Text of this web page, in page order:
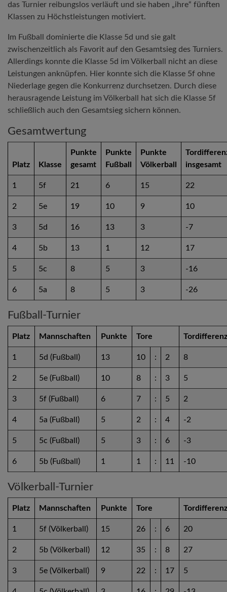
das Turnier reibungslos verläuft und sie haben „ihre“ fünften
Klassen zu Höchstleistungen motiviert.
Im Fußball dominierte die Klasse 5d und sie galt
zwischenzeitlich als Favorit auf den Gesamtsieg des Turniers.
Allerdings konnte die Klasse 5d im Völkerball nicht an diese
Leistungen anknüpfen. Hier konnte sich die Klasse 5f ohne
Niederlage gegen die Konkurrenz durchsetzen. Durch diese
herausragende Leistung im Völkerball hat sich die Klasse 5f
schließlich auch den Gesamtsieg sichern können.
Gesamtwertung
Platz Klasse
Punkte
gesamt
Punkte
Fußball
Punkte
Völkerball
insgesamt
1 5f 21 6 15 22
2 5e 19 10 9 10
3 5d 16 13 3 -7
4 5b 13 1 12 17
5 5c 8 5 3 -16
6 5a 8 5 3 -26
Fußball-Turnier
Platz Mannschaften Punkte Tore Tordifferenz
1 5d (Fußball) 13 10 : 2 8
2 5e (Fußball) 10 8 : 3 5
3 5f (Fußball) 6 7 : 5 2
4 5a (Fußball) 5 2 : 4 -2
5 5c (Fußball) 5 3 : 6 -3
6 5b (Fußball) 1 1 : 11 -10
Völkerball-Turnier
Platz Mannschaften Punkte Tore Tordifferenz
1 5f (Völkerball) 15 26 : 6 20
2 5b (Völkerball) 12 35 : 8 27
3 5e (Völkerball) 9 22 : 17 5